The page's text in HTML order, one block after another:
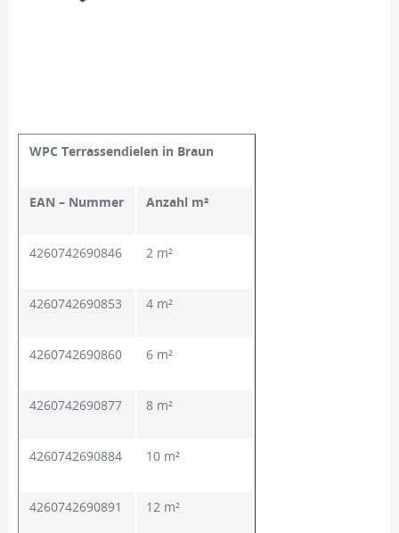
WPC Terrassendielen in Braun
EAN – Nummer Anzahl m²
4260742690846 2 m²
4260742690853 4 m²
4260742690860 6 m²
4260742690877 8 m²
4260742690884 10 m²
4260742690891 12 m²